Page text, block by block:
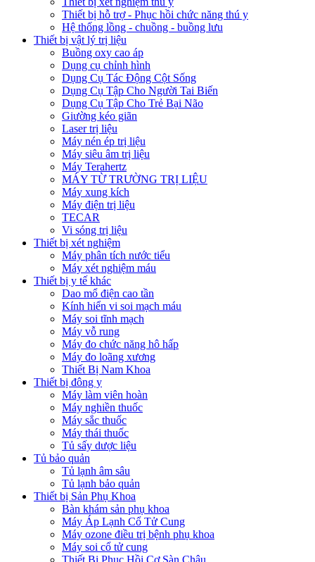
Thiết bị hỗ trợ - Phục hồi chức năng thú y
Hệ thống lồng - chuồng - buồng lưu
Thiết bị vật lý trị liệu
Buồng oxy cao áp
Dụng cụ chỉnh hình
Dụng Cụ Tác Động Cột Sống
Dụng Cụ Tập Cho Người Tai Biến
Dụng Cụ Tập Cho Trẻ Bại Não
Giường kéo giãn
Laser trị liệu
Máy nén ép trị liệu
Máy siêu âm trị liệu
Máy Terahertz
MÁY TỪ TRƯỜNG TRỊ LIỆU
Máy xung kích
Máy điện trị liệu
TECAR
Vi sóng trị liệu
Thiết bị xét nghiệm
Máy phân tích nước tiểu
Máy xét nghiệm máu
Thiết bị y tế khác
Dao mổ điện cao tần
Kính hiển vi soi mạch máu
Máy soi tĩnh mạch
Máy vỗ rung
Máy đo chức năng hô hấp
Máy đo loãng xương
Thiết Bị Nam Khoa
Thiết bị đông y
Máy làm viên hoàn
Máy nghiền thuốc
Máy sắc thuốc
Máy thái thuốc
Tủ sấy dược liệu
Tủ bảo quản
Tủ lạnh âm sâu
Tủ lạnh bảo quản
Thiết bị Sản Phụ Khoa
Bàn khám sản phụ khoa
Máy Áp Lạnh Cổ Tử Cung
Máy ozone điều trị bệnh phụ khoa
Máy soi cổ tử cung
Thiết Bị Phục Hồi Cơ Sàn Chậu